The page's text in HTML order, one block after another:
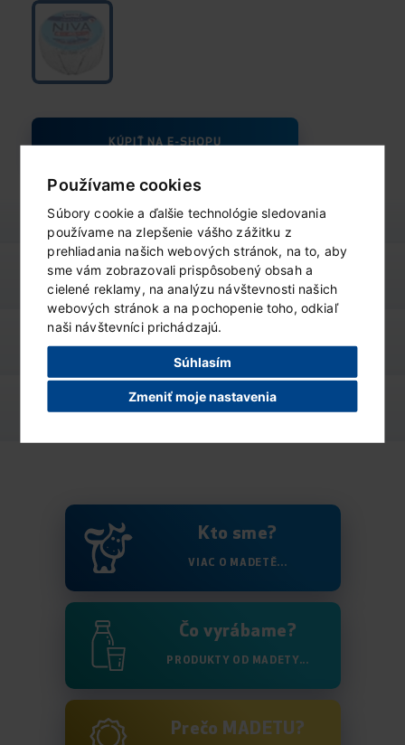
Používame cookies
Súbory cookie a ďalšie technológie sledovania
používame na zlepšenie vášho zážitku z
prehliadania našich webových stránok, na to, aby
sme vám zobrazovali prispôsobený obsah a
cielené reklamy, na analýzu návštevnosti našich
webových stránok a na pochopenie toho, odkiaľ
naši návštevníci prichádzajú.
Súhlasím
Zmeniť moje nastavenia
KÚPIŤ NA E-SHOPU
výživové údaje ZOBRAZIŤ
podobné produkty
Kto sme?
VIAC O MADETĚ...
Čo vyrábame?
PRODUKTY OD MADETY...
Prečo MADETU?